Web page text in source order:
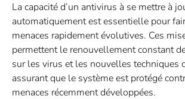
La capacité d’un antivirus à se mettre à
automatiquement est essentielle pour
menaces rapidement évolutives. Ces
permettent le renouvellement constant
sur les virus et les nouvelles techniques
assurant que le système est protégé
menaces récemment développées.